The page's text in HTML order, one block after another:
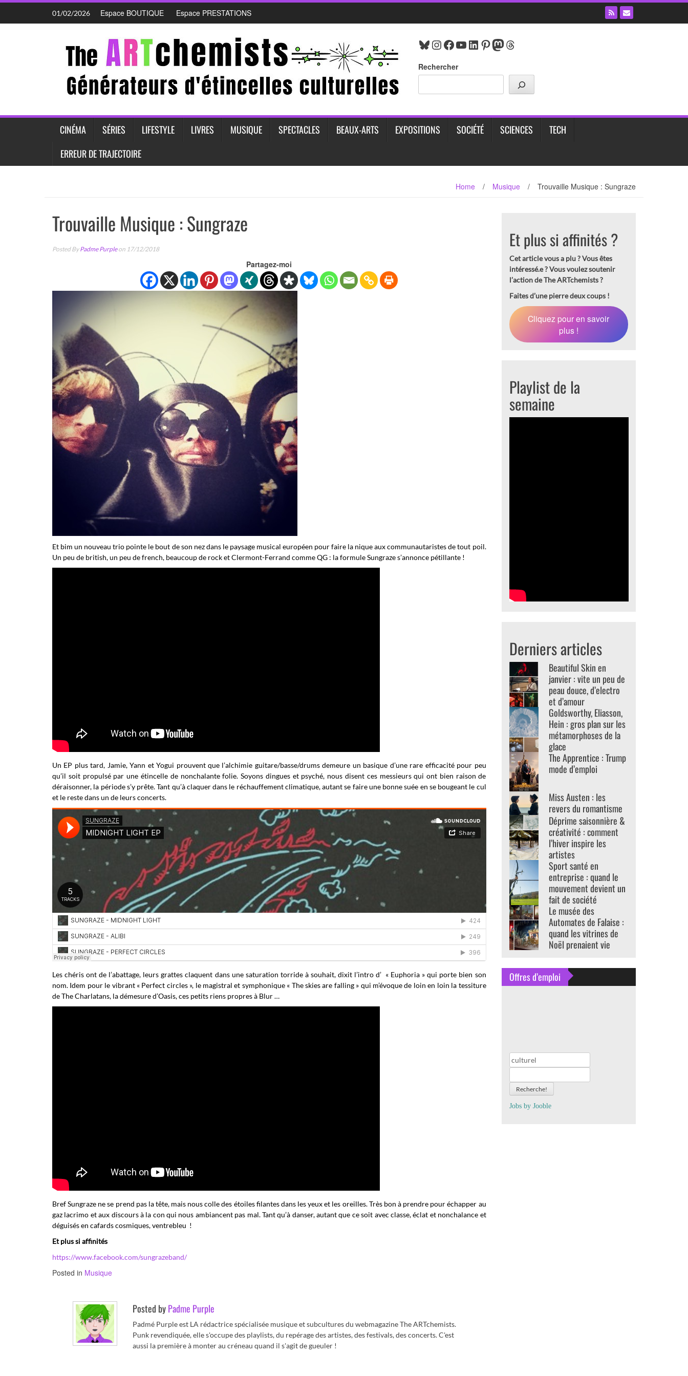
Skip
content
01/02/2026 Espace BOUTIQUE Espace PRESTATIONS
Bluesky
Instagram
Facebook
YouTube
LinkedIn
Pinterest
Mastodon
Threads
Rechercher
CINÉMA SÉRIES LIFESTYLE LIVRES MUSIQUE SPECTACLES BEAUX-ARTS EXPOSITIONS SOCIÉTÉ SCIENCES
TECH
ERREUR DE TRAJECTOIRE
Home / Musique / Trouvaille Musique : Sungraze
Trouvaille Musique : Sungraze
Posted ByPadme Purpleon 17/12/2018
Partagez-moi
Et bim un nouveau trio pointe le bout de son nez dans le paysage musical européen pour faire la nique aux communautaristes de tout poil.
Un peu de british, un peu de french, beaucoup de rock et Clermont-Ferrand comme QG : la formule Sungraze s’annonce pétillante !
Un EP plus tard, Jamie, Yann et Yogui prouvent que l’alchimie guitare/basse/drums demeure un basique d’une rare efficacité pour peu
qu’il soit propulsé par une étincelle de nonchalante folie. Soyons dingues et psyché, nous disent ces messieurs qui ont bien raison de
déraisonner, la période s’y prête. Tant qu’à claquer dans le réchauffement climatique, autant se faire une bonne suée en se bougeant le cul
et le reste dans un de leurs concerts.
Les chéris ont de l’abattage, leurs grattes claquent dans une saturation torride à souhait, dixit l’intro d’ « Euphoria » qui porte bien son
nom. Idem pour le vibrant « Perfect circles », le magistral et symphonique « The skies are falling » qui m’évoque de loin en loin la tessiture
de The Charlatans, la démesure d’Oasis, ces petits riens propres à Blur …
Bref Sungraze ne se prend pas la tête, mais nous colle des étoiles filantes dans les yeux et les oreilles. Très bon à prendre pour échapper au
gaz lacrimo et aux discours à la con qui nous ambiancent pas mal. Tant qu’à danser, autant que ce soit avec classe, éclat et nonchalance et
déguisés en cafards cosmiques, ventrebleu !
Et plus si affinités
https://www.facebook.com/sungrazeband/
Posted in Musique
Posted byPadme Purple
Padmé Purple est LA rédactrice spécialisée musique et subcultures du webmagazine The ARTchemists.
Punk revendiquée, elle s'occupe des playlists, du repérage des artistes, des festivals, des concerts. C'est
aussi la première à monter au créneau quand il s'agit de gueuler !
Et plus si affinités ?
Cet article vous a plu ? Vous êtes
intéressé.e ? Vous voulez soutenir
l’action de The ARTchemists ?
Faites d’une pierre deux coups !
Cliquez pour en savoir
plus !
Playlist de la
semaine
Derniers articles
Beautiful Skin en
janvier : vite un peu de
peau douce, d’electro
et d’amour
Goldsworthy, Eliasson,
Hein : gros plan sur les
métamorphoses de la
glace
The Apprentice : Trump
mode d’emploi
Miss Austen : les
revers du romantisme
Déprime saisonnière &
créativité : comment
l’hiver inspire les
artistes
Sport santé en
entreprise : quand le
mouvement devient un
fait de société
Le musée des
Automates de Falaise :
quand les vitrines de
Noël prenaient vie
Offres d’emploi
Recherche!
Jobs by Jooble